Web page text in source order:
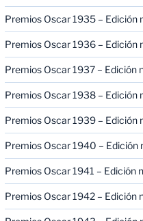
Premios Oscar 1935 – Edición
Premios Oscar 1936 – Edición
Premios Oscar 1937 – Edición
Premios Oscar 1938 – Edición
Premios Oscar 1939 – Edición
Premios Oscar 1940 – Edición
Premios Oscar 1941 – Edición
Premios Oscar 1942 – Edición